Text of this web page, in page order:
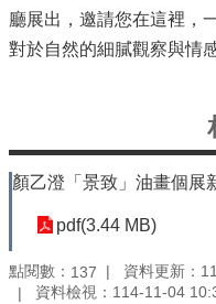
府
資
里
防
廳展出，邀請您在這裡，
對於自然的細膩觀察與情
顏乙澄「景致」油畫個展
pdf(3.44 MB)
點閱數： 137
資料更新：
資料檢視：114-11-04